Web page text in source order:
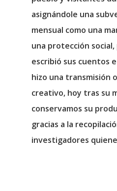
asignándole una
mensual como una
una protección
escribió sus cuentos
hizo una transmisión
creativo, hoy tras su
conservamos su
gracias a la
investigadores